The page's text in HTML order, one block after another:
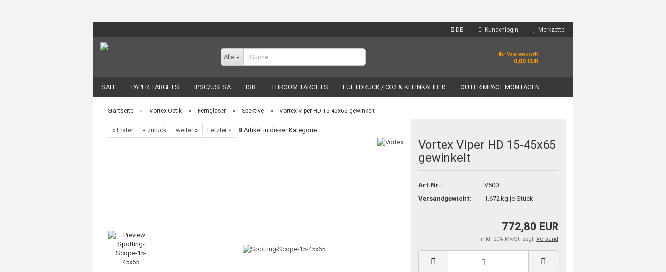
DE
Sprache auswählen
Kundenlogin
Konto erstellen
Merkzettel
Alle Ihr Warenkorb
0,00 EUR
SALE PAPER TARGETS IPSC/USPSA ISB THROOM TARGETS LUFTDRUCK / CO2 & KLEINKALIBER OUTERIMPACT MONTAGEN
EOTECH VORTEX OPTIK ZUBEHÖR WIEDERLADEN LUCKY SHOT MARKEN
Startseite » Vortex Optik » Ferngläser » Spektive » Vortex Viper HD 15-45x65 gewinkelt
« Erster « zurück weiter » Letzter » 8 Artikel in dieser Kategorie
Vortex Viper HD 15-45x65
gewinkelt
Art.Nr.:
V500
Versandgewicht:
1.672 kg je Stück
772,80 EUR
inkl. 20% MwSt. zzgl. Versand